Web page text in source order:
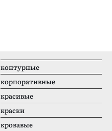
контурные
корпоративные
красивые
краски
кровавые